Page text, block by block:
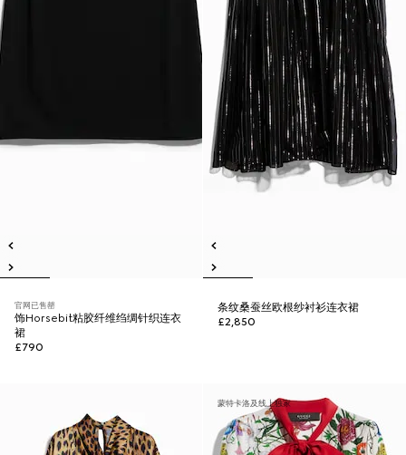
官网已售罄
饰Horsebit粘胶纤维绉绸针织连衣
裙
£790
条纹桑蚕丝欧根纱衬衫连衣裙
£2,850
蒙特卡洛及线上独家